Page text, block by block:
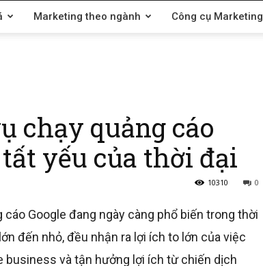
Marketing theo ngành Công cụ Marketing
chạy quảng cáo
yếu của thời đại
0
10310
Google đang ngày càng phổ biến trong thời
đến nhỏ, đều nhận ra lợi ích to lớn của việc
business và tận hưởng lợi ích từ chiến dịch